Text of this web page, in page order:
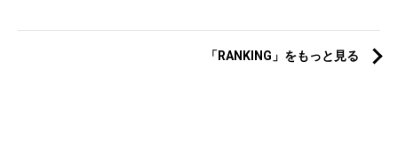
「RANKING」をもっと見る